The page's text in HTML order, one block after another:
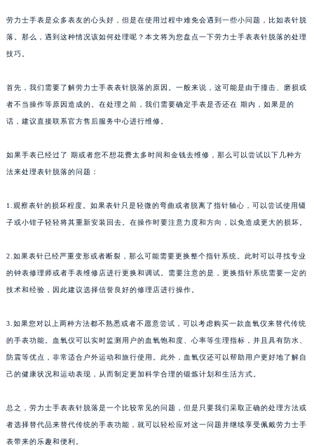
劳力士手表是众多表友的心头好，但是在使用过程中难免会遇到一些小问题，比如表针脱
落。那么，遇到这种情况该如何处理呢？本文将为您盘点一下劳力士手表表针脱落的处理
技巧。
首先，我们需要了解劳力士手表表针脱落的原因。一般来说，这可能是由于撞击、磨损或
者不当操作等原因造成的。在处理之前，我们需要确定手表是否还在 期内，如果是的
话，建议直接联系官方售后服务中心进行维修。
如果手表已经过了 期或者您不想花费太多时间和金钱去维修，那么可以尝试以下几种方
法来处理表针脱落的问题：
1.观察表针的损坏程度。如果表针只是轻微的弯曲或者脱离了指针轴心，可以尝试使用镊
子或小钳子轻轻将其重新安装回去。在操作时要注意力度和方向，以免造成更大的损坏。
2.如果表针已经严重变形或者断裂，那么可能需要更换整个指针系统。此时可以寻找专业
的钟表修理师或者手表维修店进行更换和调试。需要注意的是，更换指针系统需要一定的
技术和经验，因此建议选择信誉良好的修理店进行操作。
3.如果您对以上两种方法都不熟悉或者不愿意尝试，可以考虑购买一款血氧仪来替代传统
的手表功能。血氧仪可以实时监测用户的血氧饱和度、心率等生理指标，并且具有防水、
防震等优点，非常适合户外运动和旅行使用。此外，血氧仪还可以帮助用户更好地了解自
己的健康状况和运动表现，从而制定更加科学合理的锻炼计划和生活方式。
总之，劳力士手表表针脱落是一个比较常见的问题，但是只要我们采取正确的处理方法或
者选择替代品来替代传统的手表功能，就可以轻松应对这一问题并继续享受佩戴劳力士手
表带来的乐趣和便利。